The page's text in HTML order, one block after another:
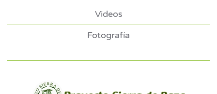
Videos
Fotografía